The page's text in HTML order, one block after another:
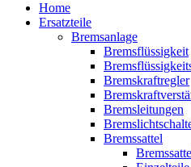
Home
Ersatzteile
Bremsanlage
Bremsflüssigkeit
Bremskraftregler
Bremsleitungen
Bremssattel